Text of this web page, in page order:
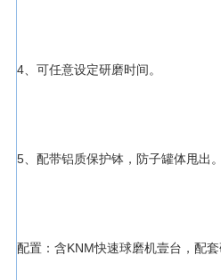
4、可任意设定研磨时间。
5、配带铝质保护钵，防子罐体甩出
配置：含KNM快速球磨机壹台，配